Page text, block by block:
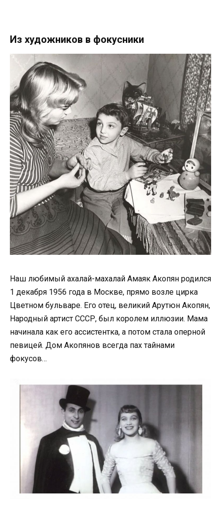
Из художников в фокусники
Наш любимый ахалай-махалай Амаяк Акопян родился
1 декабря 1956 года в Москве, прямо возле цирка
Цветном бульваре. Его отец, великий Арутюн Акопян,
Народный артист СССР, был королем иллюзии. Мама
начинала как его ассистентка, а потом стала оперной
певицей. Дом Акопянов всегда пах тайнами
фокусов…